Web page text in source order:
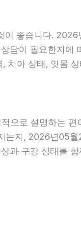
좋습니다.
담이 필요한지
아 상태, 잇몸
으로 설명하는
지, 2026년05
과 구강 상태를